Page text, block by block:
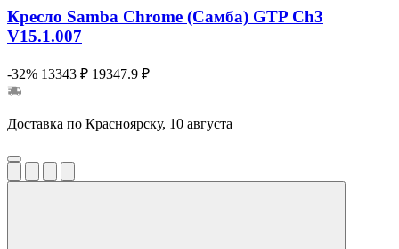
Кресло Samba Chrome (Самба) GTP Ch3
V15.1.007
-32% 13343 ₽ 19347.9 ₽
Доставка по Красноярску, 10 августа